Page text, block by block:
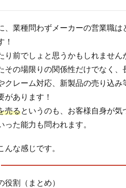
、業種問わずメーカーの営業職
！
り前でしょと思うかもしれませ
その場限りの関係性だけでなく
クレーム対応、新製品の売り込
があります！
売るというのも、お客様自身が
った能力も問われます。
んな感じです。
役割（まとめ）